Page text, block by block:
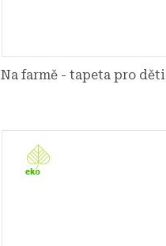
Na farmě - tapeta pro děti